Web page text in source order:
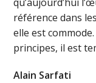
qu’aujourd’hui
référence dans
elle est
principes, il est
Alain Sarfati